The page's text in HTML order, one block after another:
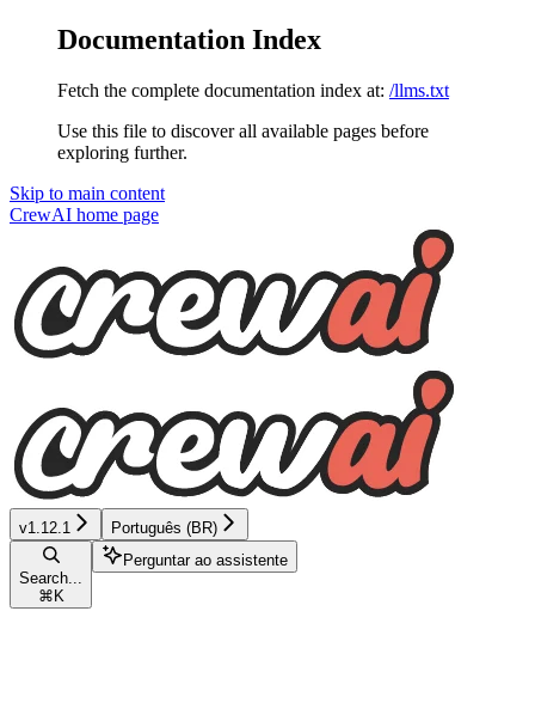
Documentation Index
Fetch the complete documentation index at: /llms.txt
Use this file to discover all available pages before
exploring further.
Skip to main content
CrewAI home page
v1.12.1 Português (BR)
Search...
⌘ K
Perguntar ao assistente